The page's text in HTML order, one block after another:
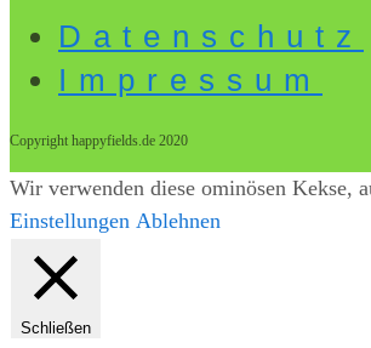
Datenschutz
Impressum
Copyright happyfields.de 2020
Wir verwenden diese ominösen Kekse,
Einstellungen Ablehnen
Schließen